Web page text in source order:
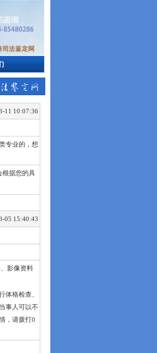
11 10:07:36
专业的，想
根据您的具
05 15:40:43
影像资料
体格检查、
事人可以不
，请拨打0